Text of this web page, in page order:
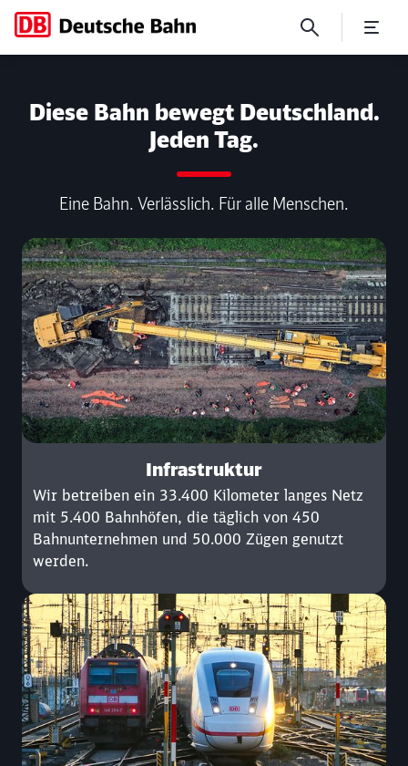
Diese Bahn bewegt Deutschland.
Jeden Tag.
Eine Bahn. Verlässlich. Für alle Menschen.
Infrastruktur
Wir betreiben ein 33.400 Kilometer langes Netz
mit 5.400 Bahnhöfen, die täglich von 450
Bahnunternehmen und 50.000 Zügen genutzt
werden.